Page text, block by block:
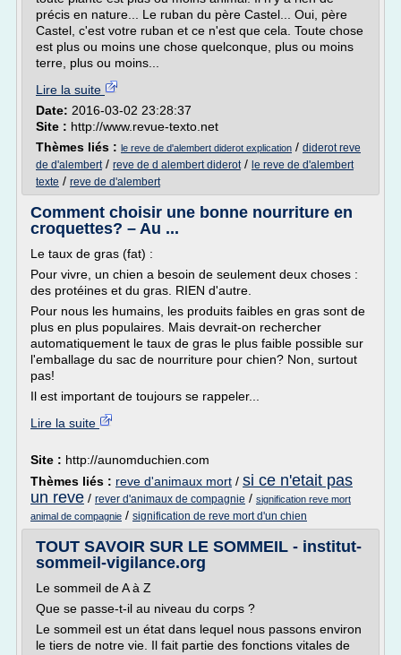
précis en nature... Le ruban du père Castel... Oui, père
Castel, c'est votre ruban et ce n'est que cela. Toute chose
est plus ou moins une chose quelconque, plus ou moins
terre, plus ou moins...
Lire la suite
Date: 2016-03-02 23:28:37
Site : http://www.revue-texto.net
Thèmes liés : le reve de d'alembert diderot explication / diderot reve
de d'alembert/ reve de d alembert diderot/ le reve de d'alembert
texte / reve de d'alembert
Comment choisir une bonne nourriture en
croquettes? – Au ...
Le taux de gras (fat) :
Pour vivre, un chien a besoin de seulement deux choses :
des protéines et du gras. RIEN d'autre.
Pour nous les humains, les produits faibles en gras sont de
plus en plus populaires. Mais devrait-on rechercher
automatiquement le taux de gras le plus faible possible sur
l'emballage du sac de nourriture pour chien? Non, surtout
pas!
Il est important de toujours se rappeler...
Lire la suite
Site : http://aunomduchien.com
Thèmes liés : reve d'animaux mort / si ce n'etait pas
un reve / rever d'animaux de compagnie / signification reve mort
animal de compagnie / signification de reve mort d'un chien
TOUT SAVOIR SUR LE SOMMEIL - institut-
sommeil-vigilance.org
Le sommeil de A à Z
Que se passe-t-il au niveau du corps ?
Le sommeil est un état dans lequel nous passons environ
le tiers de notre vie. Il fait partie des fonctions vitales de